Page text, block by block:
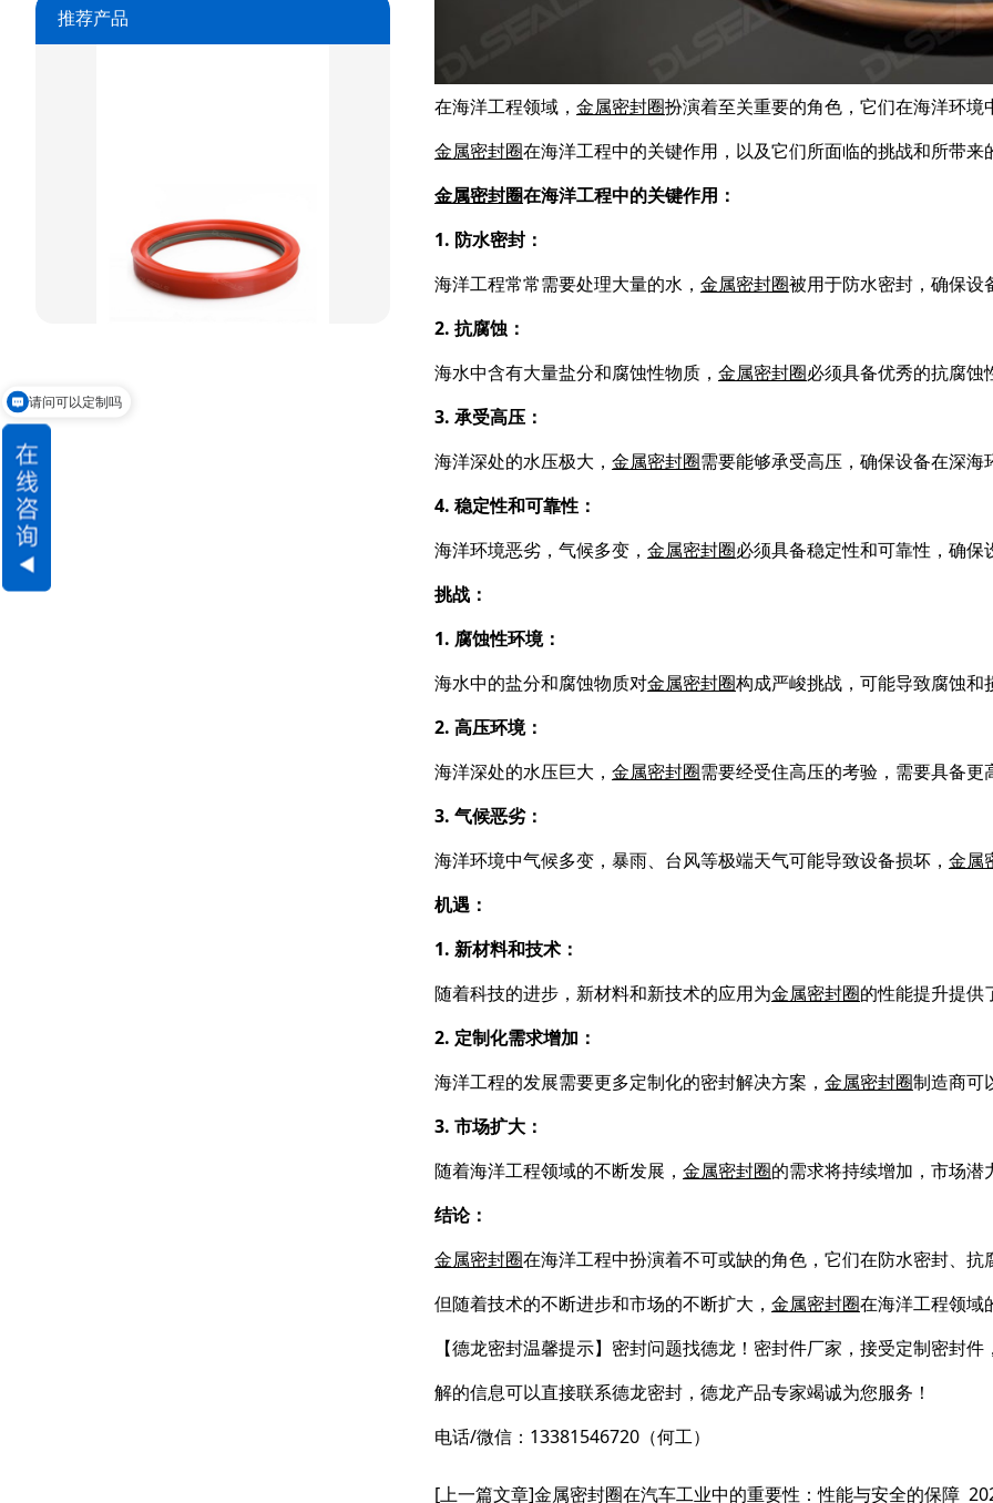
推荐产品
星型双O组合
阶梯组合封
在海洋工程领域， 金属密封圈扮演着至关重要的角色，它们在海洋环
金属密封圈在海洋工程中的关键作用，以及它们所面临的挑战和所带来
金属密封圈在海洋工程中的关键作用：
1. 防水密封：
海洋工程常常需要处理大量的水， 金属密封圈被用于防水密封，确保设
2. 抗腐蚀：
海水中含有大量盐分和腐蚀性物质， 金属密封圈必须具备优秀的抗腐
3. 承受高压：
海洋深处的水压极大， 金属密封圈需要能够承受高压，确保设备在深海
4. 稳定性和可靠性：
海洋环境恶劣，气候多变， 金属密封圈必须具备稳定性和可靠性，确
挑战：
1. 腐蚀性环境：
海水中的盐分和腐蚀物质对金属密封圈构成严峻挑战，可能导致腐蚀和
2. 高压环境：
海洋深处的水压巨大， 金属密封圈需要经受住高压的考验，需要具备更
3. 气候恶劣：
海洋环境中气候多变，暴雨、台风等极端天气可能导致设备损坏， 金属
机遇：
1. 新材料和技术：
随着科技的进步，新材料和新技术的应用为金属密封圈的性能提升提供
2. 定制化需求增加：
海洋工程的发展需要更多定制化的密封解决方案， 金属密封圈制造商可
3. 市场扩大：
随着海洋工程领域的不断发展， 金属密封圈的需求将持续增加，市场
结论：
金属密封圈在海洋工程中扮演着不可或缺的角色，它们在防水密封、
但随着技术的不断进步和市场的不断扩大， 金属密封圈在海洋工程领域
【德龙密封温馨提示】密封问题找德龙！密封件厂家，接受定制密封
解的信息可以直接联系德龙密封，德龙产品专家竭诚为您服务！
电话/微信：13381546720（何工）
[上一篇文章]金属密封圈在汽车工业中的重要性：性能与安全的保障
请问可以定制吗